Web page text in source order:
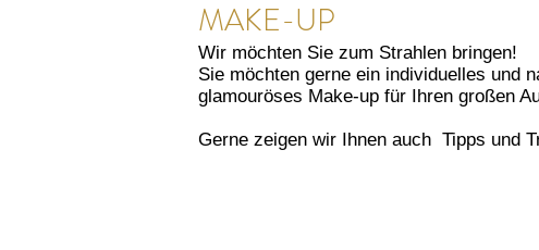
MAKE-UP
Wir möchten Sie zum Strahlen bringen!
Sie möchten gerne ein individuelles und
glamouröses Make-up für Ihren großen
Gerne zeigen wir Ihnen auch Tipps und